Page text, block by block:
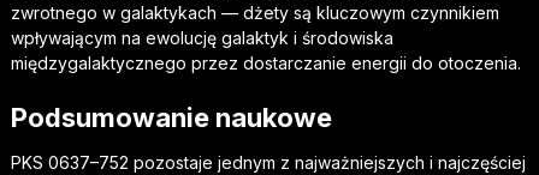
zwrotnego w galaktykach — dżety są kluczowym czynnikiem
wpływającym na ewolucję galaktyk i środowiska
międzygalaktycznego przez dostarczanie energii do otoczenia.
Podsumowanie naukowe
PKS 0637–752 pozostaje jednym z najważniejszych i najczęściej